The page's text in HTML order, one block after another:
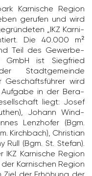
Karni­sche Region
gerufen und wird
„IKZ Karni­
Die 40.000 m²
Teil des Gewer­be­
GmbH ist Sieg­fried
Stadt­ge­meinde
Geschäfts­führer wird
Aufgabe in der Bera­
liegt: Josef
Johann Wind­
Lenz­hofer (Bgm.
Kirch­bach), Chris­tian
Rull (Bgm. St. Stefan).
Karni­sche Region
Karni­schen Region
der Erhö­hung der